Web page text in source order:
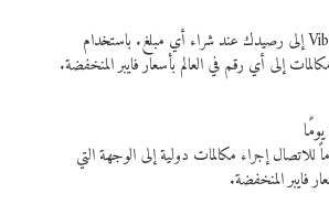
تتم إضافة رصيد Viber Out إلى رصيدك عند شراء أي مبلغ. باستخدام
إلى أي رقم في العالم بأسعار فايبر المنخفضة.
لك خطة الـ 30 يوماً للاتصال إجراء مكالمات دولية إلى الوجهة التي